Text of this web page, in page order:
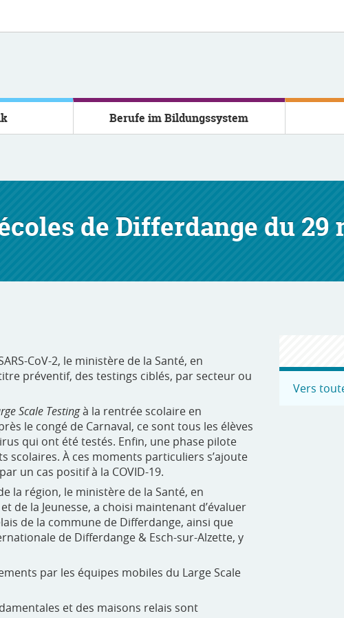
Berufe im Bildungssystem
de Differdange du 29
CoV-2, le ministère de la Santé, en
préventif, des testings ciblés, par secteur ou
Scale Testingà la rentrée scolaire en
le congé de Carnaval, ce sont tous les élèves
qui ont été testés. Enfin, une phase pilote
scolaires. À ces moments particuliers s’ajoute
un cas positif à la COVID-19.
la région, le ministère de la Santé, en
de la Jeunesse, a choisi maintenant d’évaluer
de la commune de Differdange, ainsi que
de Differdange & Esch-sur-Alzette, y
par les équipes mobiles du Large Scale
et des maisons relais sont
Vers